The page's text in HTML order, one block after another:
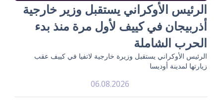
الرئيس الأوكراني يستقبل وزير خارجية
أذربيجان في كييف لأول مرة منذ بدء
الحرب الشاملة
الرئيس الأوكراني يستقبل وزيرة خارجية لاتفيا في كييف عقب
زيارتها لمدينة أوديسا
06.08.2026